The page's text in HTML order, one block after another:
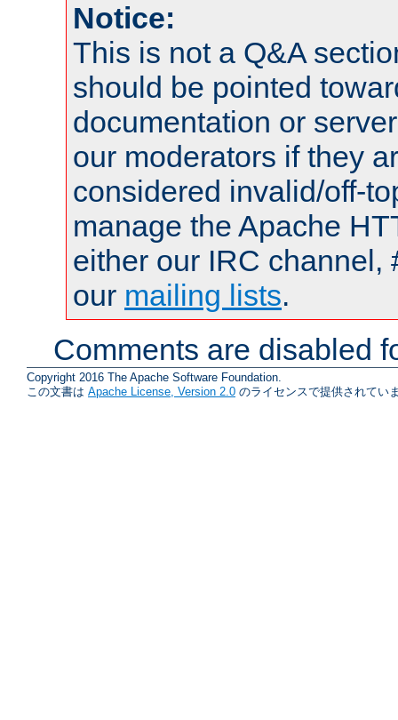
Notice:
This is not a Q&A
should be pointed
documentation or
our moderators if they
considered invalid/off-
manage the Apache
either our IRC channel,
our mailing lists.
Comments are disabled
Copyright 2016 The Apache Software Foundation.
この文書は Apache License, Version 2.0 のライセンスで提供されてい